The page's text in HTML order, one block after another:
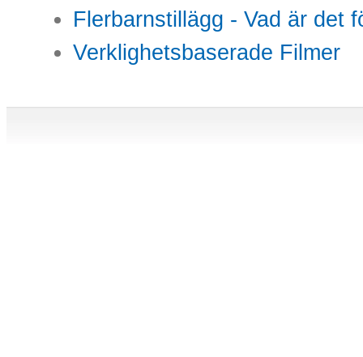
Flerbarnstillägg - Vad är det
Verklighetsbaserade Filmer